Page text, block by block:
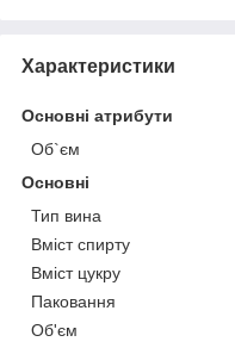
Характеристики
Основні атрибути
Об`єм
Основні
Тип вина
Вміст спирту
Вміст цукру
Паковання
Об'єм